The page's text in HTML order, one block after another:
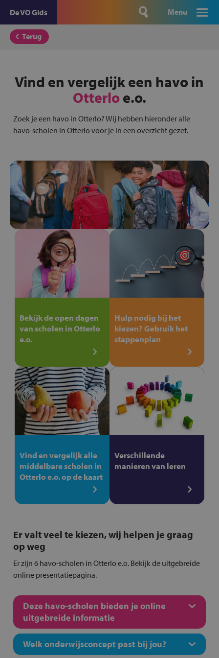
De VO Gids Menu
Terug
Vind en vergelijk een havo in
Otterloe.o.
Zoek je een havo in Otterlo? Wij hebben hieronder alle
havo-scholen in Otterlo voor je in een overzicht gezet.
Bekijk de open dagen
van scholen in Otterlo
e.o.
Hulp nodig bij het
kiezen? Gebruik het
stappenplan
Vind en vergelijk alle
middelbare scholen in
Otterlo e.o. op de kaart
Verschillende
manieren van leren
Er valt veel te kiezen, wij helpen je graag
op weg
Er zijn 6 havo-scholen in Otterlo e.o. Bekijk de uitgebreide
online presentatiepagina.
Deze havo-scholen bieden je online
uitgebreide informatie
Welk onderwijsconcept past bij jou?